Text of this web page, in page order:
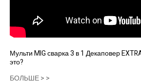
Мульти MIG сварка 3 в 1 Декаповер
это?
БОЛЬШЕ > >